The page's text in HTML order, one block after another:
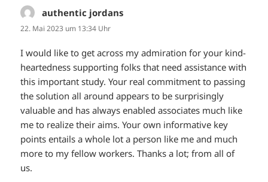
authentic jordans
22. Mai 2023 um 13:34 Uhr
I would like to get across my admiration for your kind-
heartedness supporting folks that need assistance with
this important study. Your real commitment to passing
the solution all around appears to be surprisingly
valuable and has always enabled associates much like
me to realize their aims. Your own informative key
points entails a whole lot a person like me and much
more to my fellow workers. Thanks a lot; from all of
us.